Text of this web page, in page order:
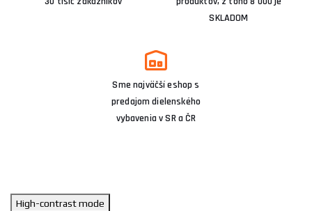
SKLADOM
Sme najväčší eshop s
predajom dielenského
vybavenia v SR a ČR
High-contrast mode